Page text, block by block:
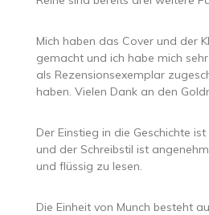
Mich haben das Cover und der
gemacht und ich habe mich
als Rezensionsexemplar
haben. Vielen Dank an den
Der Einstieg in die Geschichte
und der Schreibstil ist
und flüssig zu lesen.
Die Einheit von Munch besteht